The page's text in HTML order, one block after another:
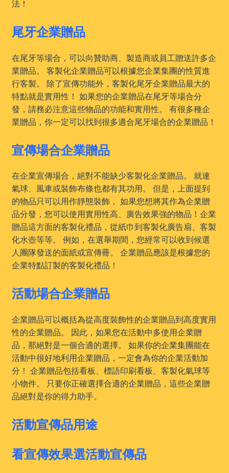
法！
尾牙企業贈品
在尾牙等場合，可以向贊助商、製造商或員工贈送許多企
業贈品。 客製化企業贈品可以根據您企業集團的性質進
行客製。 除了宣傳功能外，客製化尾牙企業贈品最大的
特點就是實用性！ 如果您的企業贈品在尾牙等場合分
發，請務必注意這些物品的功能和實用性。 有很多種企
業贈品，你一定可以找到很多適合尾牙場合的企業贈品！
宣傳場合企業贈品
在企業宣傳場合，絕對不能缺少客製化企業贈品。 就連
氣球、風車或裝飾布條也都有其功用。 但是，上面提到
的物品只可以用作靜態裝飾， 如果您想將其作為企業贈
品分發，您可以使用實用性高、廣告效果強的物品！企業
贈品這方面的客製化禮品，從紙巾到客製化廣告扇、客製
化水壺等等。 例如，在選舉期間，您經常可以收到候選
人團隊發送的面紙或宣傳冊。 企業贈品應該是根據您的
企業特點訂製的客製化禮品！
活動場合企業贈品
企業贈品可以概括為從高度裝飾性的企業贈品到高度實用
性的企業贈品。 因此，如果您在活動中多使用企業贈
品，那絕對是一個合適的選擇。 如果你的企業集團能在
活動中很好地利用企業贈品，一定會為你的企業活動加
分！ 企業贈品包括看板、標語印刷看板、客製化氣球等
小物件。 只要你正確選擇合適的企業贈品，這些企業贈
品絕對是你的得力助手。
活動宣傳品用途
看宣傳效果選活動宣傳品